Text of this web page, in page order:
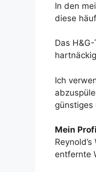
In den
diese
Das
Ich
günstiges
Mein
entfernte